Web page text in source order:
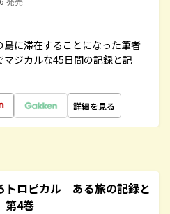
発売
に滞在することになった筆者
ジカルな45日間の記録と記
詳細を見る
トロピカル ある旅の記録と
4巻